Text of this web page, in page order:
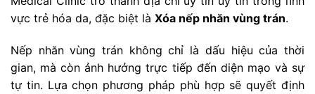
vực trẻ hóa da, đặc biệt là Xóa nếp nhăn vùng trán.
Nếp nhăn vùng trán không chỉ là dấu hiệu của thời
gian, mà còn ảnh hưởng trực tiếp đến diện mạo và sự
tự tin. Lựa chọn phương pháp phù hợp sẽ quyết định